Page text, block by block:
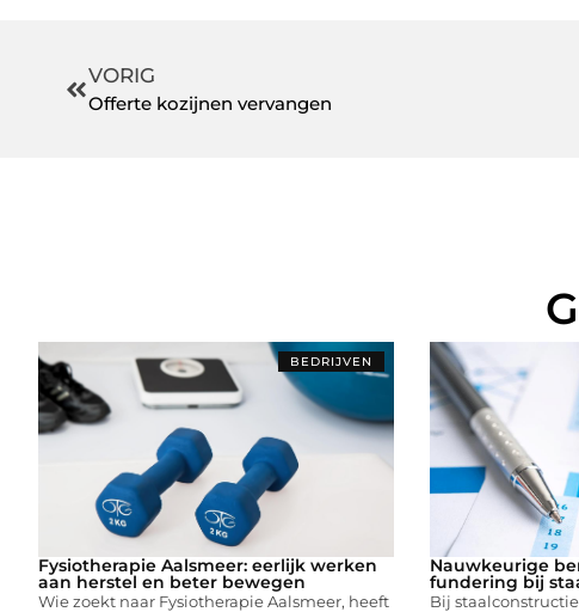
VORIG
Offerte kozijnen vervangen
BEDRIJVEN
Fysiotherapie Aalsmeer: eerlijk werken
aan herstel en beter bewegen
Wie zoekt naar Fysiotherapie Aalsmeer, heeft
Nauwkeurige
fundering bij
Bij